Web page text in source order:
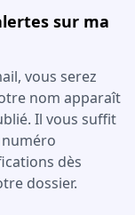
sur ma
vous serez
nom apparaît
Il vous suffit
dès
dossier.